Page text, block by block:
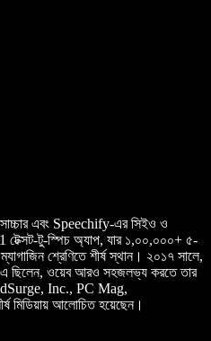
এবং Speechify-এর সিইও ও
টেক্সট-টু-স্পিচ অ্যাপ, যার ১,০০,০০০+ ৫-
শ্রেণিতে শীর্ষ স্থান। ২০১৭ সালে,
ছিলেন, ওয়েব আরও সহজলভ্য করতে তার
Inc., PC Mag,
মিডিয়ায় আলোচিত হয়েছেন।